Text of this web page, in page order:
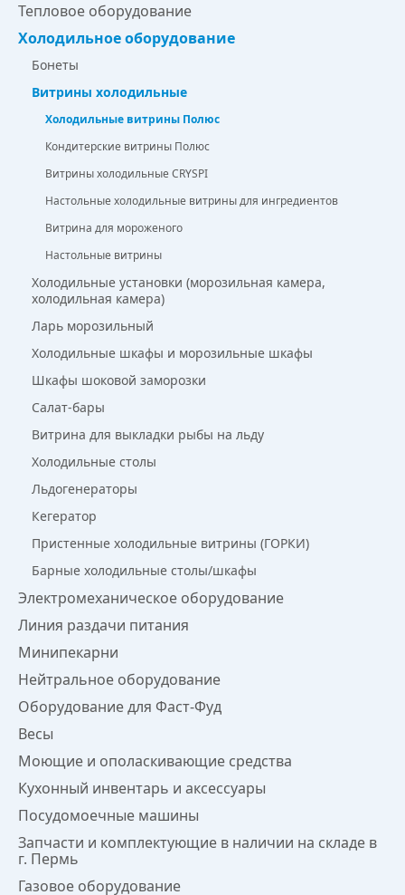
Тепловое оборудование
Холодильное оборудование
Бонеты
Витрины холодильные
Холодильные витрины Полюс
Кондитерские витрины Полюс
Витрины холодильные CRYSPI
Настольные холодильные витрины для ингредиентов
Витрина для мороженого
Настольные витрины
Холодильные установки (морозильная камера,
холодильная камера)
Ларь морозильный
Холодильные шкафы и морозильные шкафы
Шкафы шоковой заморозки
Салат-бары
Витрина для выкладки рыбы на льду
Холодильные столы
Льдогенераторы
Кегератор
Пристенные холодильные витрины (ГОРКИ)
Барные холодильные столы/шкафы
Электромеханическое оборудование
Линия раздачи питания
Минипекарни
Нейтральное оборудование
Оборудование для Фаст-Фуд
Весы
Моющие и ополаскивающие средства
Кухонный инвентарь и аксессуары
Посудомоечные машины
Запчасти и комплектующие в наличии на складе в
г. Пермь
Газовое оборудование